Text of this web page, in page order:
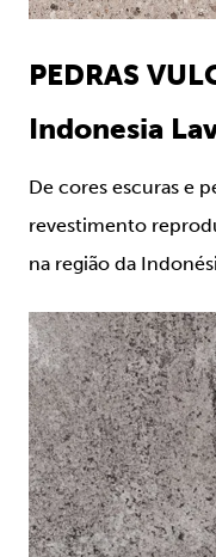
PEDRAS
Indonesia
De cores escuras e
revestimento
na região da